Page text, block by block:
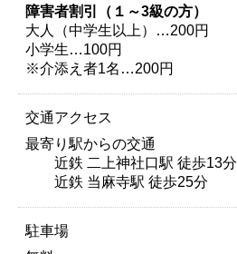
障害者割引（１～3級の方）
大人（中学生以上）…200円
小学生…100円
※介添え者1名…200円
交通アクセス
最寄り駅からの交通
近鉄 二上神社口駅 徒歩13分
近鉄 当麻寺駅 徒歩25分
駐車場